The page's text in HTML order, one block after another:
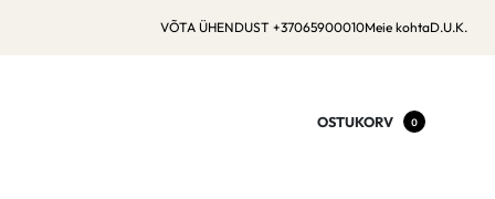
VÕTA ÜHENDUST +37065900010Meie kohtaD.U.K.
OSTUKORV 0